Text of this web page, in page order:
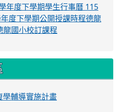
年度下學期學生行事曆 115
度下學期公開授課時程德龍
龍國小校訂課程
輔導實施計畫